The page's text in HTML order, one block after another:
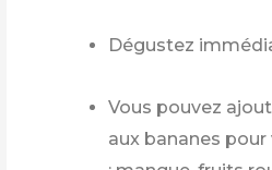
Dégustez
Vous pouvez
aux bananes